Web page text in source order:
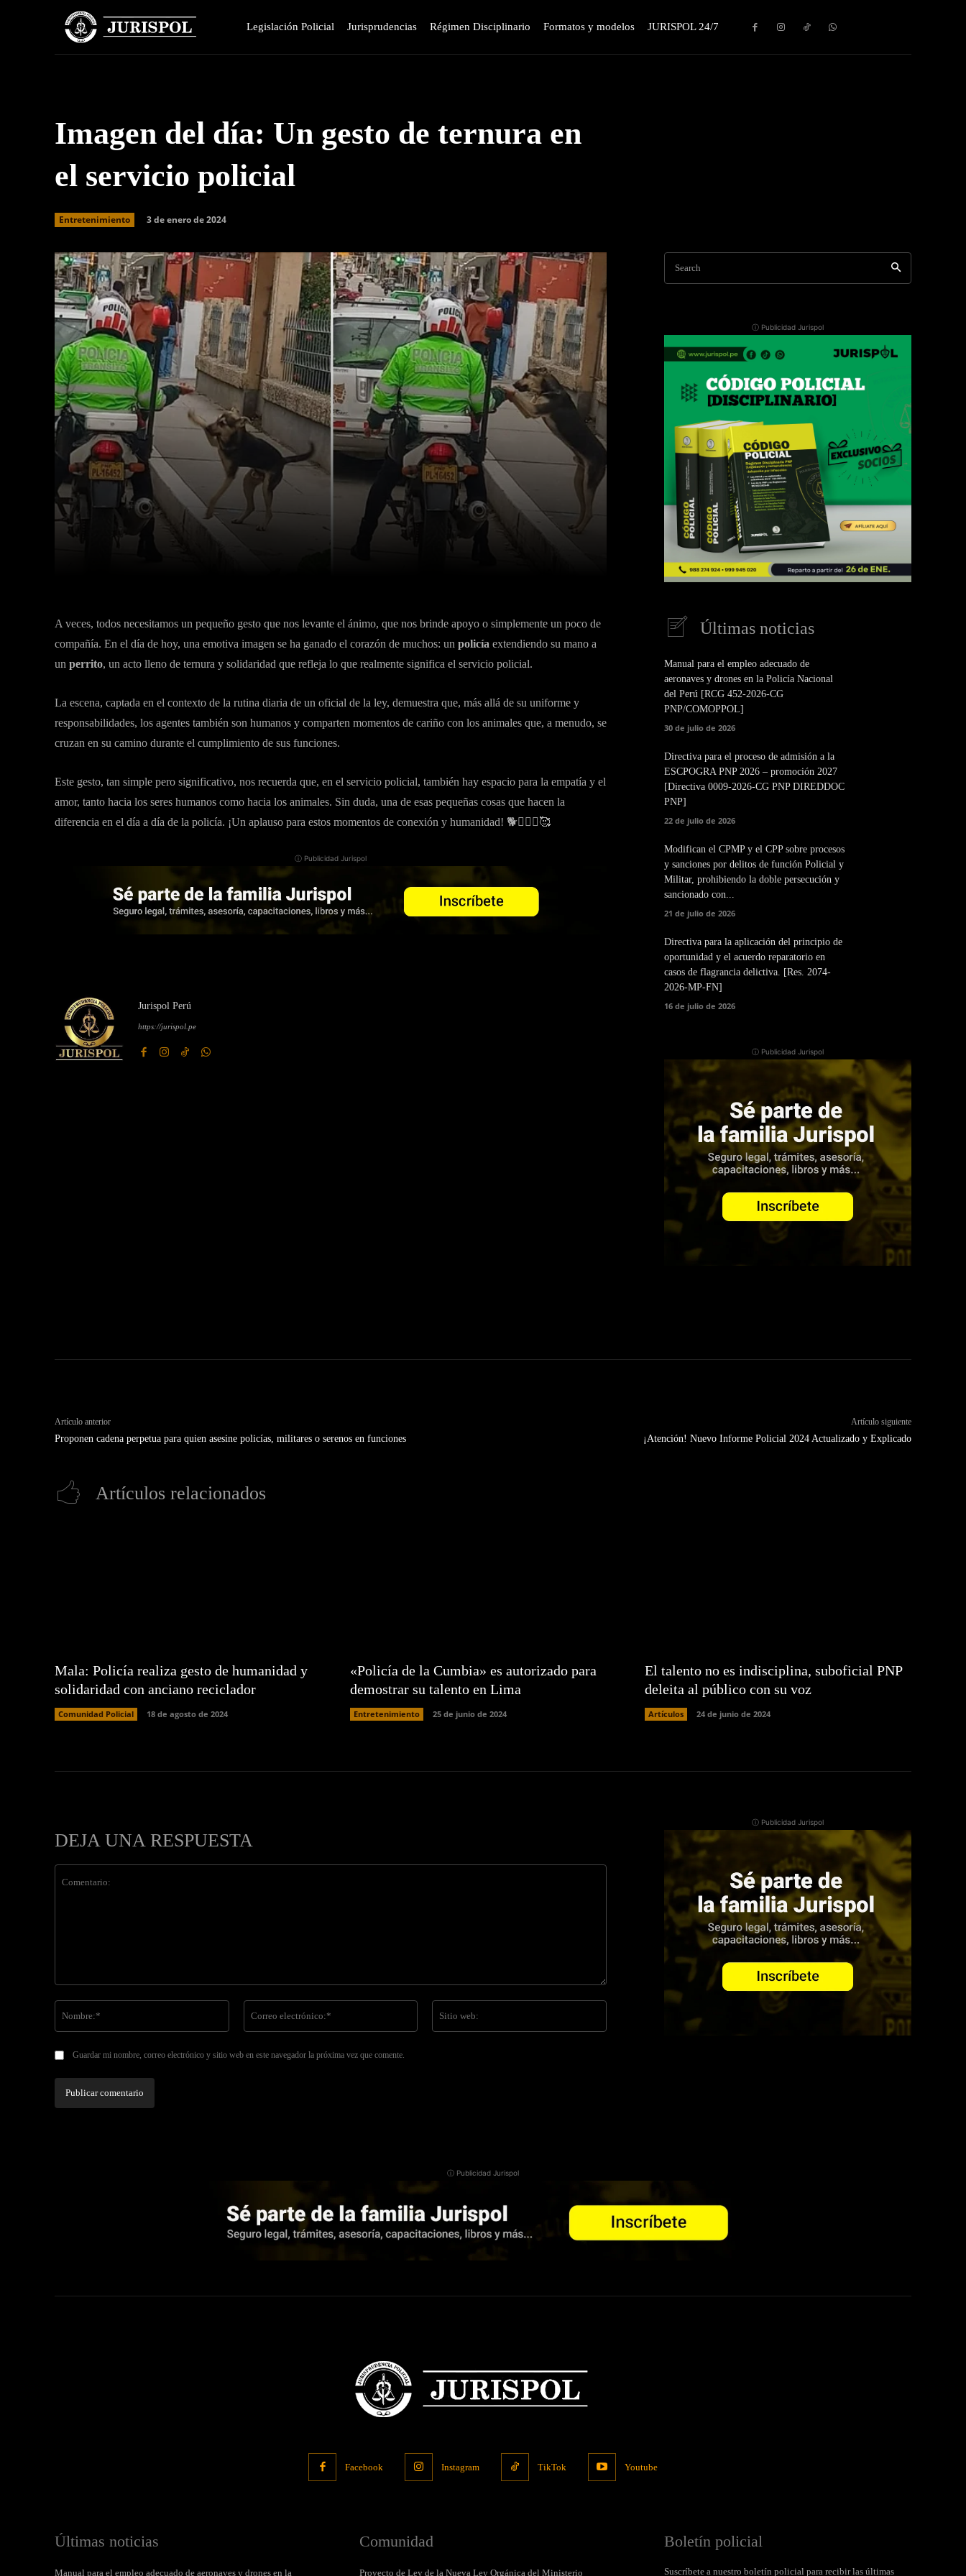
Legislación Policial Jurisprudencias Régimen Disciplinario Formatos y modelos JURISPOL 24/7
Imagen del día: Un gesto de ternura en
el servicio policial
Entretenimiento 3 de enero de 2024
A veces, todos necesitamos un pequeño gesto que nos levante el ánimo, que nos brinde apoyo o simplemente un poco de
compañía. En el día de hoy, una emotiva imagen se ha ganado el corazón de muchos: un policía extendiendo su mano a
un perrito, un acto lleno de ternura y solidaridad que refleja lo que realmente significa el servicio policial.
La escena, captada en el contexto de la rutina diaria de un oficial de la ley, demuestra que, más allá de su uniforme y
responsabilidades, los agentes también son humanos y comparten momentos de cariño con los animales que, a menudo, se
cruzan en su camino durante el cumplimiento de sus funciones.
Este gesto, tan simple pero significativo, nos recuerda que, en el servicio policial, también hay espacio para la empatía y el
amor, tanto hacia los seres humanos como hacia los animales. Sin duda, una de esas pequeñas cosas que hacen la
diferencia en el día a día de la policía. ¡Un aplauso para estos momentos de conexión y humanidad! 🐕👮🏻‍♂️🥰
ⓘ Publicidad Jurispol
Jurispol Perú
https://jurispol.pe
Search
ⓘ Publicidad Jurispol
Últimas noticias
Manual para el empleo adecuado de
aeronaves y drones en la Policía Nacional
del Perú [RCG 452-2026-CG
PNP/COMOPPOL]
30 de julio de 2026
Directiva para el proceso de admisión a la
ESCPOGRA PNP 2026 – promoción 2027
[Directiva 0009-2026-CG PNP DIREDDOC
PNP]
22 de julio de 2026
Modifican el CPMP y el CPP sobre procesos
y sanciones por delitos de función Policial y
Militar, prohibiendo la doble persecución y
sancionado con...
21 de julio de 2026
Directiva para la aplicación del principio de
oportunidad y el acuerdo reparatorio en
casos de flagrancia delictiva. [Res. 2074-
2026-MP-FN]
16 de julio de 2026
ⓘ Publicidad Jurispol
Artículo anterior
Proponen cadena perpetua para quien asesine policías, militares o serenos en funciones
Artículo siguiente
¡Atención! Nuevo Informe Policial 2024 Actualizado y Explicado
Artículos relacionados
Mala: Policía realiza gesto de humanidad y
solidaridad con anciano reciclador
Comunidad Policial 18 de agosto de 2024
«Policía de la Cumbia» es autorizado para
demostrar su talento en Lima
Entretenimiento 25 de junio de 2024
El talento no es indisciplina, suboficial PNP
deleita al público con su voz
Artículos 24 de junio de 2024
DEJA UNA RESPUESTA
electrónico:*
Guardar mi nombre, correo electrónico y sitio web en este navegador la próxima vez que comente.
ⓘ Publicidad Jurispol
ⓘ Publicidad Jurispol
Facebook Instagram TikTok Youtube
Últimas noticias
Manual para el empleo adecuado de aeronaves y drones en la
Comunidad
Proyecto de Ley de la Nueva Ley Orgánica del Ministerio
Boletín policial
Suscríbete a nuestro boletín policial para recibir las últimas